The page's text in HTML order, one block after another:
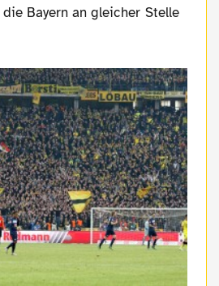
Bayern an gleicher Stelle